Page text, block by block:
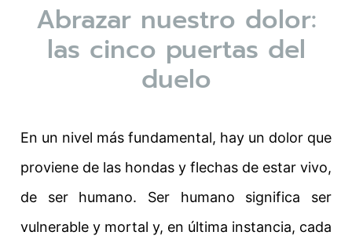
Abrazar nuestro dolor:
las cinco puertas del
duelo
En un nivel más fundamental, hay un dolor que
proviene de las hondas y flechas de estar vivo,
de ser humano. Ser humano significa ser
vulnerable y mortal y, en última instancia, cada